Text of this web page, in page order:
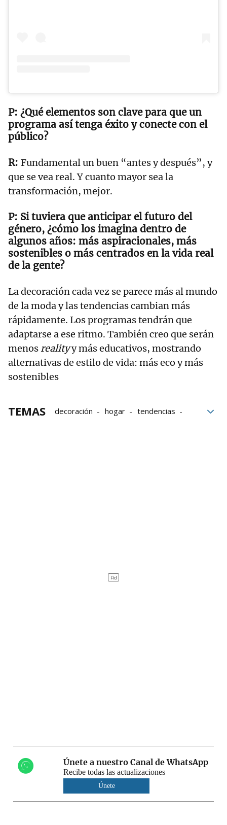
¿Qué elementos son clave para que un
programa así tenga éxito y conecte con el
público?
Fundamental un buen “antes y después”, y
que se vea real. Y cuanto mayor sea la
transformación, mejor.
Si tuviera que anticipar el futuro del
género, ¿cómo los imagina dentro de
algunos años: más aspiracionales, más
sostenibles o más centrados en la vida real
de la gente?
La decoración cada vez se parece más al mundo
de la moda y las tendencias cambian más
rápidamente. Los programas tendrán que
adaptarse a ese ritmo. También creo que serán
menos realityy más educativos, mostrando
alternativas de estilo de vida: más eco y más
sostenibles
TEMAS decoración hogar
tendencias
Únete a nuestro Canal de WhatsApp
Recibe todas las actualizaciones
Únete